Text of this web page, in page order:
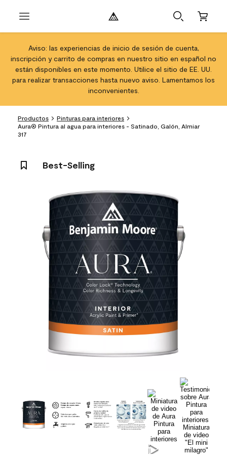
Aviso: las experiencias de inicio de sesión de cuenta,
inscripción y carrito de compras en nuestro sitio en español no
están disponibles en este momento. Utilice el sitio de EE. UU.
para realizar transacciones hasta nuevo aviso. Lamentamos los
inconvenientes.
Productos
Pinturas para interiores
Aura® Pintura al agua para interiores - Satinado, Galón, Almiar
317
Best-Selling